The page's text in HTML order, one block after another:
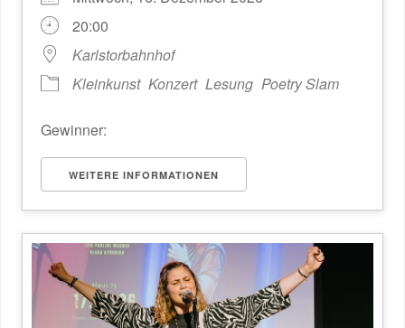
20:00
Karlstorbahnhof
Kleinkunst Konzert Lesung Poetry Slam
Gewinner:
WEITERE INFORMATIONEN